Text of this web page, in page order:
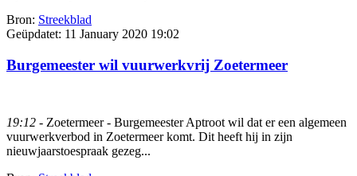
Bron: Streekblad
Geüpdatet: 11 January 2020 19:02
Burgemeester wil vuurwerkvrij Zoetermeer
19:12 - Zoetermeer - Burgemeester Aptroot wil dat er een algemeen
vuurwerkverbod in Zoetermeer komt. Dit heeft hij in zijn
nieuwjaarstoespraak gezeg...